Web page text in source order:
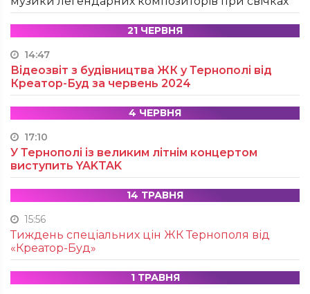
21 ЧЕРВНЯ
14:47
Відеозвіт з будівництва ЖК у Тернополі від
Креатор-Буд за червень 2024
4 ЧЕРВНЯ
17:10
У Тернополі із великим літнім концертом
виступить YAKTAK
14 ТРАВНЯ
15:56
Тиждень спеціальних цін ЖК Тернополя від
«Креатор-Буд»
1 ТРАВНЯ